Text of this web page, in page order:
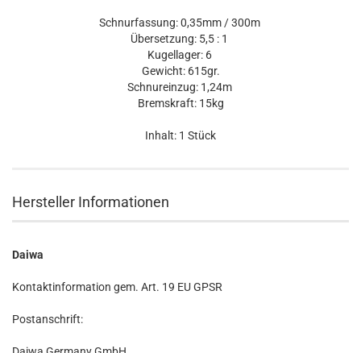
Schnurfassung: 0,35mm / 300m
Übersetzung: 5,5 : 1
Kugellager: 6
Gewicht: 615gr.
Schnureinzug: 1,24m
Bremskraft: 15kg
Inhalt: 1 Stück
Hersteller Informationen
Daiwa
Kontaktinformation gem. Art. 19 EU GPSR
Postanschrift: